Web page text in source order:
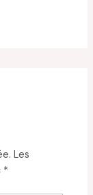
Les
*